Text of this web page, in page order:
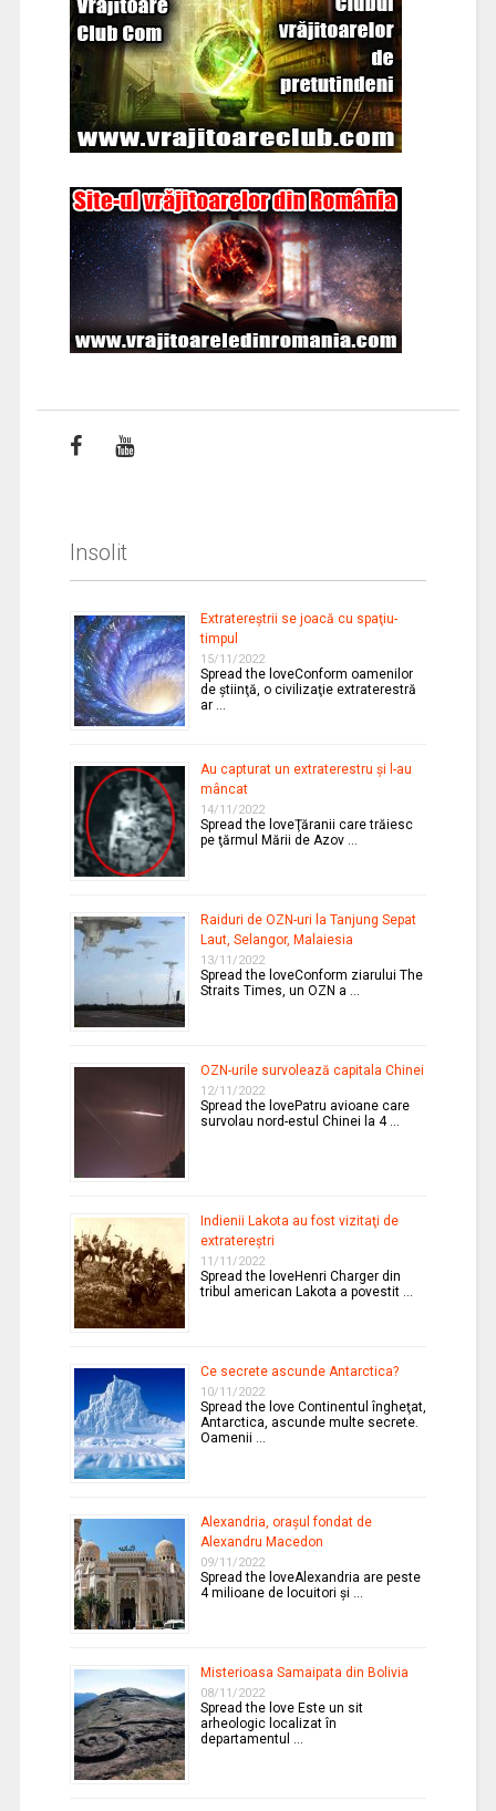
Insolit
Extratereştrii se joacă cu spaţiu-
timpul
15/11/2022
Spread the loveConform oamenilor
de ştiinţă, o civilizaţie extraterestră
ar …
Au capturat un extraterestru şi l-au
mâncat
14/11/2022
Spread the loveŢăranii care trăiesc
pe ţărmul Mării de Azov …
Raiduri de OZN-uri la Tanjung Sepat
Laut, Selangor, Malaiesia
13/11/2022
Spread the loveConform ziarului The
Straits Times, un OZN a …
OZN-urile survolează capitala Chinei
12/11/2022
Spread the lovePatru avioane care
survolau nord-estul Chinei la 4 …
Indienii Lakota au fost vizitaţi de
extratereştri
11/11/2022
Spread the loveHenri Charger din
tribul american Lakota a povestit …
Ce secrete ascunde Antarctica?
10/11/2022
Spread the love Continentul îngheţat,
Antarctica, ascunde multe secrete.
Oamenii …
Alexandria, oraşul fondat de
Alexandru Macedon
09/11/2022
Spread the loveAlexandria are peste
4 milioane de locuitori şi …
Misterioasa Samaipata din Bolivia
08/11/2022
Spread the love Este un sit
arheologic localizat în
departamentul …